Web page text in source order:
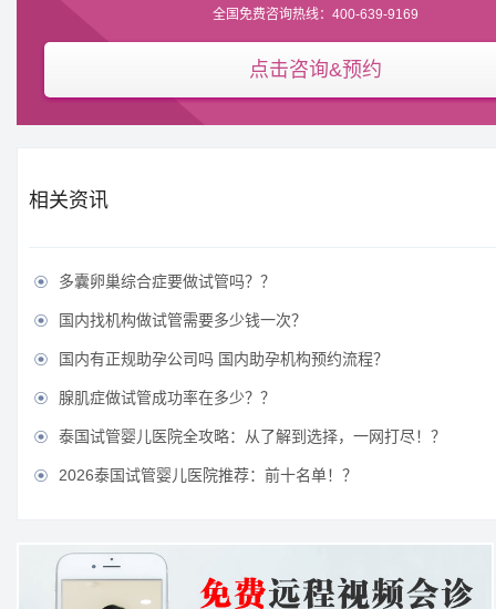
全国免费咨询热线：400-639-9169
点击咨询&预约
相关资讯
 多囊卵巢综合症要做试管吗？？
 国内找机构做试管需要多少钱一次？
 国内有正规助孕公司吗 国内助孕机构预约流程？
 腺肌症做试管成功率在多少？？
 泰国试管婴儿医院全攻略：从了解到选择，一网打尽！？
 2026泰国试管婴儿医院推荐：前十名单！？